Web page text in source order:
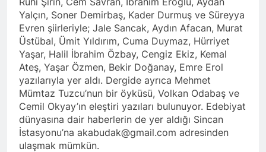
Yalçın, Soner Demirbaş, Kader Durmuş ve Süreyya
Evren şiirleriyle; Jale Sancak, Aydın Afacan, Murat
Üstübal, Ümit Yıldırım, Cuma Duymaz, Hürriyet
Yaşar, Halil İbrahim Özbay, Cengiz Ekiz, Kemal
Ateş, Yaşar Özmen, Bekir Doğanay, Emre Erol
yazılarıyla yer aldı. Dergide ayrıca Mehmet
Mümtaz Tuzcu’nun bir öyküsü, Volkan Odabaş ve
Cemil Okyay’ın eleştiri yazıları bulunuyor. Edebiyat
dünyasına dair haberlerin de yer aldığı Sincan
İstasyonu’na akabudak@gmail.com adresinden
ulaşmak mümkün.